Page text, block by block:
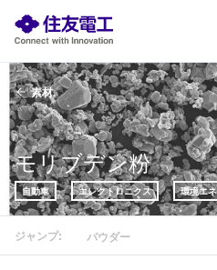
素材
モリブデン粉
自動車 エレクトロニクス 環境エ
ジャンプ: パウダー